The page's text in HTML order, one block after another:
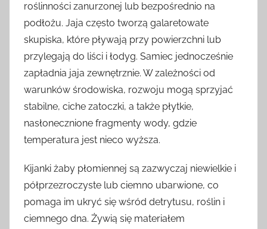
roślinności zanurzonej lub bezpośrednio na
podłożu. Jaja często tworzą galaretowate
skupiska, które pływają przy powierzchni lub
przylegają do liści i łodyg. Samiec jednocześnie
zapładnia jaja zewnętrznie. W zależności od
warunków środowiska, rozwoju mogą sprzyjać
stabilne, ciche zatoczki, a także płytkie,
nasłonecznione fragmenty wody, gdzie
temperatura jest nieco wyższa.
Kijanki żaby płomiennej są zazwyczaj niewielkie i
półprzezroczyste lub ciemno ubarwione, co
pomaga im ukryć się wśród detrytusu, roślin i
ciemnego dna. Żywią się materiałem